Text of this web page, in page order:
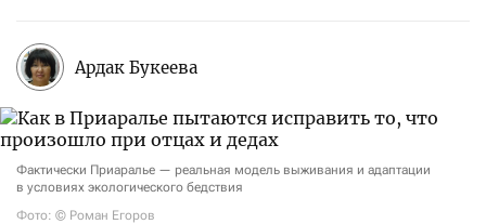
Ардак Букеева
Фактически Приаралье — реальная модель выживания и адаптации
в условиях экологического бедствия
Фото: © Роман Егоров